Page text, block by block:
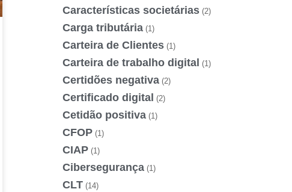
Características societárias (2)
Carga tributária (1)
Carteira de Clientes (1)
Carteira de trabalho digital (1)
Certidões negativa (2)
Certificado digital (2)
Cetidão positiva (1)
CFOP (1)
CIAP (1)
Cibersegurança (1)
CLT (14)